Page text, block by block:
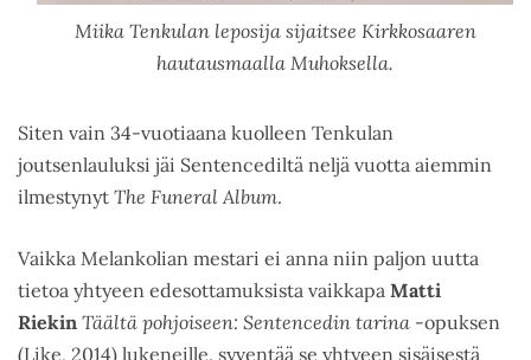
Miika Tenkulan leposija sijaitsee Kirkkosaaren
hautausmaalla Muhoksella.
Siten vain 34-vuotiaana kuolleen Tenkulan
joutsenlauluksi jäi Sentencediltä neljä vuotta aiemmin
ilmestynyt The Funeral Album.
Vaikka Melankolian mestari ei anna niin paljon uutta
tietoa yhtyeen edesottamuksista vaikkapa Matti
Riekin Täältä pohjoiseen: Sentencedin tarina -opuksen
(Like, 2014) lukeneille, syventää se yhtyeen sisäisestä